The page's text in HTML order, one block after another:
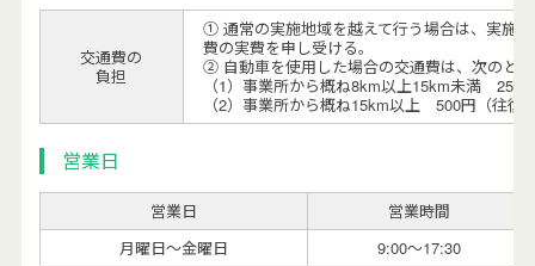
交通費の
負担
① 通常の実施地域を越えて行う場合は、実施
費の実費を申し受ける。
② 自動車を使用した場合の交通費は、次のと
（1）事業所から概ね8km以上15km未満 250
（2）事業所から概ね15km以上 500円（往復
営業日
営業日
営業時間
月曜日～金曜日
9:00～17:30